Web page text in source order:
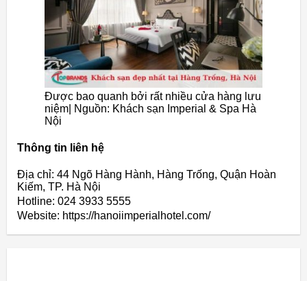
Được bao quanh bởi rất nhiều cửa hàng lưu
niệm| Nguồn: Khách sạn Imperial & Spa Hà
Nội
Thông tin liên hệ
Địa chỉ: 44 Ngõ Hàng Hành, Hàng Trống, Quận Hoàn
Kiếm, TP. Hà Nội
Hotline: 024 3933 5555
Website: https://hanoiimperialhotel.com/